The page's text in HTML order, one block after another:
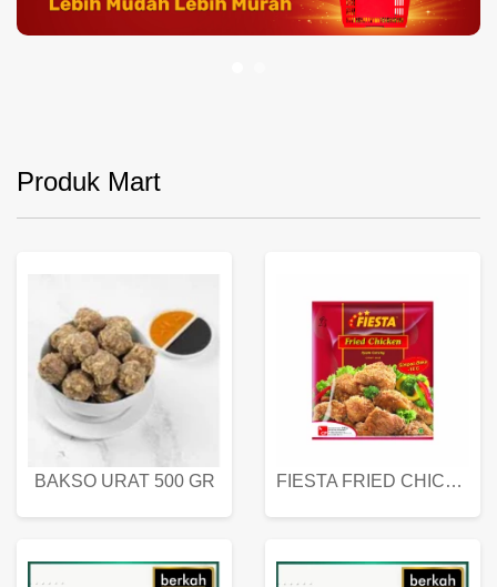
Produk Mart
BAKSO URAT 500 GR FIESTA FRIED CHICKEN 500 GR